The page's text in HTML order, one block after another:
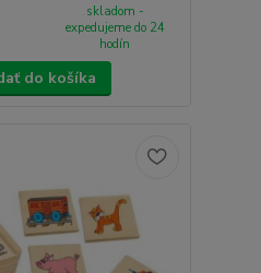
skladom -
expedujeme do 24
hodín
do košíka